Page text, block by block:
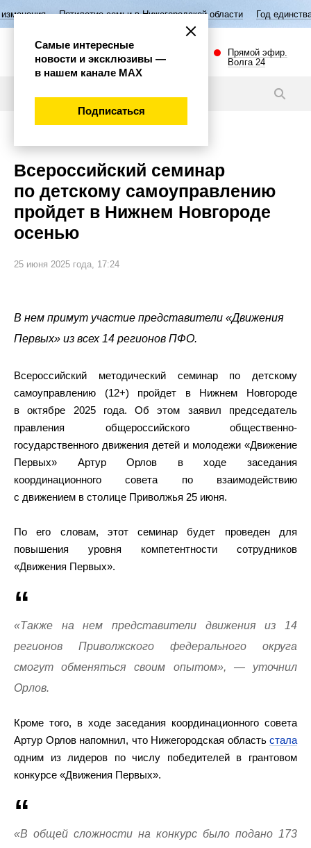
Пятилетие семьи в Нижегородской области Год единства народов
Прямой эфир.
Волга 24
Всероссийский семинар
по детскому самоуправлению
пройдет в Нижнем Новгороде
осенью
25 июня 2025 года, 17:24
В нем примут участие представители «Движения
Первых» из всех 14 регионов ПФО.
Всероссийский методический семинар по детскому
самоуправлению (12+) пройдет в Нижнем Новгороде
в октябре 2025 года. Об этом заявил председатель
правления общероссийского общественно-
государственного движения детей и молодежи «Движение
Первых» Артур Орлов в ходе заседания
координационного совета по взаимодействию
с движением в столице Приволжья 25 июня.
По его словам, этот семинар будет проведен для
повышения уровня компетентности сотрудников
«Движения Первых».
«Также на нем представители движения из 14
регионов Приволжского федерального округа
смогут обменяться своим опытом», — уточнил
Орлов.
Кроме того, в ходе заседания координационного совета
Артур Орлов напомнил, что Нижегородская область стала
одним из лидеров по числу победителей в грантовом
конкурсе «Движения Первых».
«В общей сложности на конкурс было подано 173
Самые интересные
новости и эксклюзивы —
в нашем канале МАХ
Подписаться